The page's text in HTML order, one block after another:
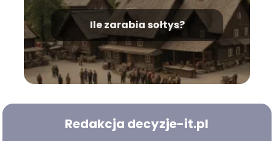
Ile zarabia sołtys?
Redakcja decyzje-it.pl